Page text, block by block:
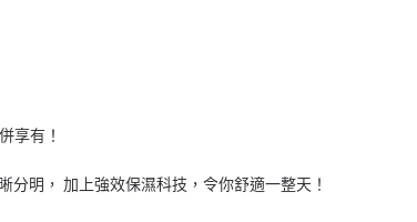
享有！
分明， 加上強效保濕科技，令你舒適一整天！